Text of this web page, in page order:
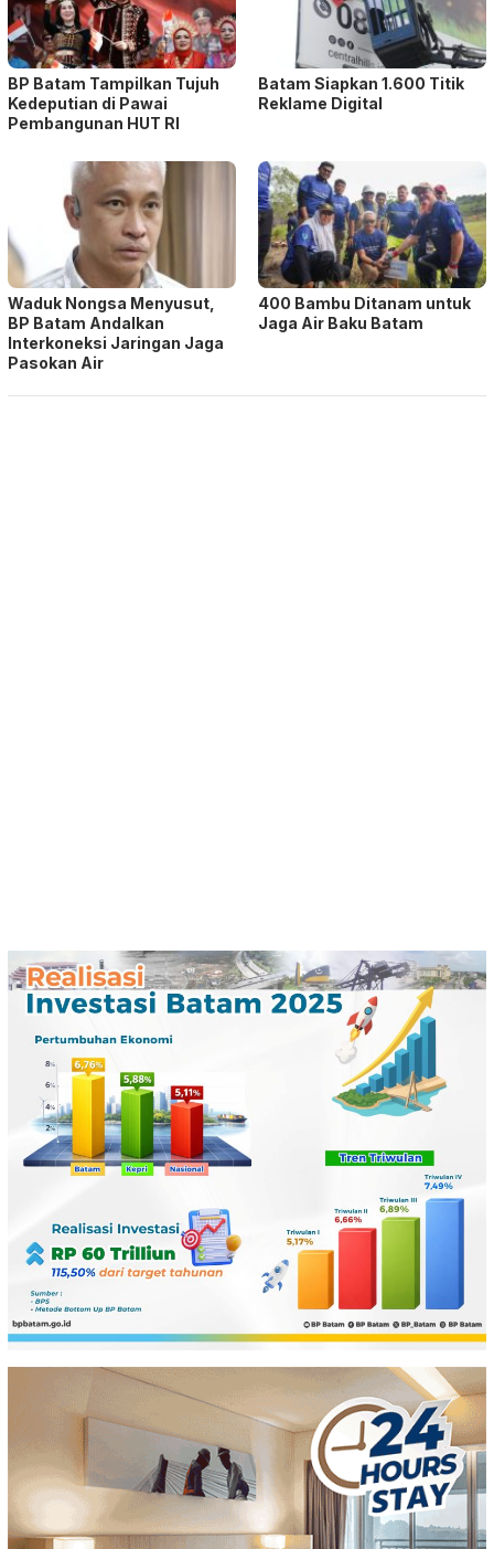
BP Batam Tampilkan Tujuh
Kedeputian di Pawai
Pembangunan HUT RI
Batam Siapkan 1.600 Titik
Reklame Digital
Waduk Nongsa Menyusut,
BP Batam Andalkan
Interkoneksi Jaringan Jaga
Pasokan Air
400 Bambu Ditanam untuk
Jaga Air Baku Batam